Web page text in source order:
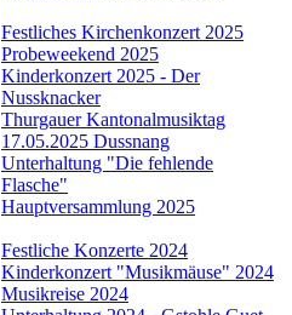
Festliches Kirchenkonzert 2025
Probeweekend 2025
Kinderkonzert 2025 - Der
Nussknacker
Thurgauer Kantonalmusiktag
17.05.2025 Dussnang
Unterhaltung "Die fehlende
Flasche"
Hauptversammlung 2025
Festliche Konzerte 2024
Kinderkonzert "Musikmäuse" 2024
Musikreise 2024